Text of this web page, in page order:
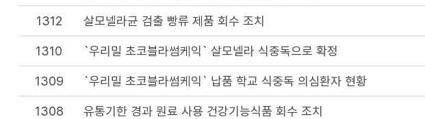
1312 살모넬라균 검출 빵류 제품 회수 조치
1310 `우리밀 초코블라썸케익` 살모넬라 식중독으로 확정
1309 `우리밀 초코블라썸케익` 납품 학교 식중독 의심환자 현황
1308 유통기한 경과 원료 사용 건강기능식품 회수 조치